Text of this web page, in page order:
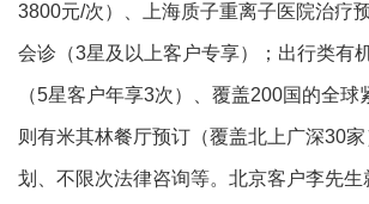
3800元/次）、上海质子重离子医院治疗
会诊（3星及以上客户专享）；出行类有
（5星客户年享3次）、覆盖200国的全
则有米其林餐厅预订（覆盖北上广深30
划、不限次法律咨询等。北京客户李先生